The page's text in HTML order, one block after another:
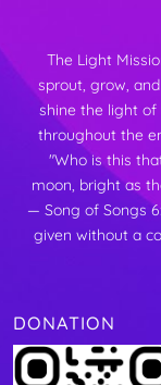
The Light
sprout, grow,
shine the light of
throughout the
"Who is this
moon, bright as
— Song of Songs
given without a
DONATION